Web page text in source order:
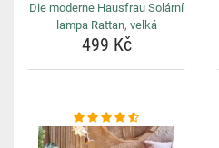
Die moderne Hausfrau Solární
lampa Rattan, velká
499 Kč